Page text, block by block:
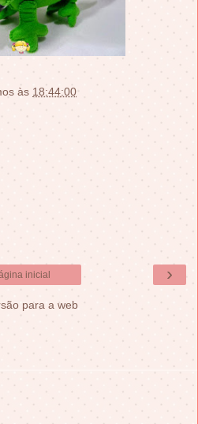
às 18:44:00
›
inicial
para a web